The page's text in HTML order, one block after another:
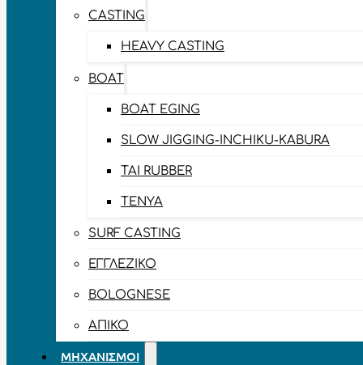
CASTING
HEAVY CASTING
BOAT
BOAT EGING
SLOW JIGGING-INCHIKU-KABURA
TAI RUBBER
TENYA
SURF CASTING
ΕΓΓΛΈΖΙΚΟ
BOLOGNESE
ΑΠΊΚΟ
ΜΗΧΑΝΙΣΜΟΊ